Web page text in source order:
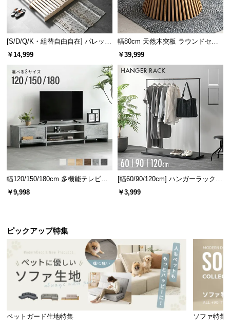
[S/D/Q/K・組替自由自在] パレット
ベッド 8/12/16枚セット
￥14,999
幅80cm 天然木突板 ラウンドセン
ターテーブル 美しい格子デザイン
￥39,999
幅120/150/180cm 多機能テレビボ
ード 木目/石目調 オープン収納・
引き出し収納付き
￥9,998
[幅60/90/120cm] ハンガーラック
スチール 4段階高さ調節 サイドフ
ック オープンラック シンプル
￥3,999
ピックアップ特集
ペットガード生地特集 ソファ特集